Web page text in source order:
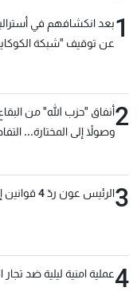
1بعد انكشافهم في
عن توقيف "شبكة
2أنفاق "حزب الله" من
وصولاً إلى المختارة...
3الرئيس عون ردّ 4 قوانين إلى مجلس النواب
4عملية امنية ليلية ضد